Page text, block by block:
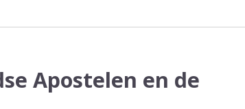
Apostelen en de